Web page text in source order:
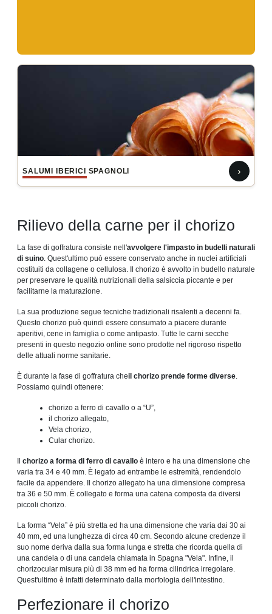
SALUMI IBERICI SPAGNOLI ›
Rilievo della carne per il chorizo
La fase di goffratura consiste nell'avvolgere l'impasto in budelli naturali
di suino. Quest'ultimo può essere conservato anche in nuclei artificiali
costituiti da collagene o cellulosa. Il chorizo ​​​​è avvolto in budello naturale
per preservare le qualità nutrizionali della salsiccia piccante e per
facilitarne la maturazione.
La sua produzione segue tecniche tradizionali risalenti a decenni fa.
Questo chorizo ​​​​può quindi essere consumato a piacere durante
aperitivi, cene in famiglia o come antipasto. Tutte le carni secche
presenti in questo negozio online sono prodotte nel rigoroso rispetto
delle attuali norme sanitarie.
È durante la fase di goffratura cheil chorizo ​​​​prende forme diverse.
Possiamo quindi ottenere:
chorizo ​​a ferro di cavallo o a “U”,
il chorizo ​​allegato,
Vela chorizo,
Cular chorizo.
chorizo ​​a forma di ferro di cavallo è intero e ha una dimensione che
varia tra 34 e 40 mm. È legato ad entrambe le estremità, rendendolo
facile da appendere. Il chorizo ​​​​allegato ha una dimensione compresa
tra 36 e 50 mm. È collegato e forma una catena composta da diversi
piccoli chorizo.
La forma “Vela” è più stretta ed ha una dimensione che varia dai 30 ai
40 mm, ed una lunghezza di circa 40 cm. Secondo alcune credenze il
suo nome deriva dalla sua forma lunga e stretta che ricorda quella di
una candela o di una candela chiamata in Spagna "Vela". Infine, il
chorizocular misura più di 38 mm ed ha forma cilindrica irregolare.
Quest'ultimo è infatti determinato dalla morfologia dell'intestino.
Perfezionare il chorizo